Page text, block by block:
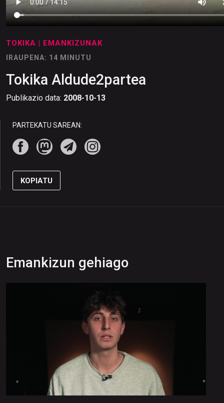
TOKIKA | EMANKIZUNAK
IRAUPENA: 14 MINUTU
Tokika Aldude2partea
Publikazio data: 2008-10-13
PARTEKATU SAREAN:
KOPIATU
Emankizun gehiago